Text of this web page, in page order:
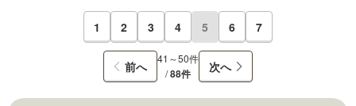
1 2 3 4 5 6 7
前へ
41～50件
/88件 次へ